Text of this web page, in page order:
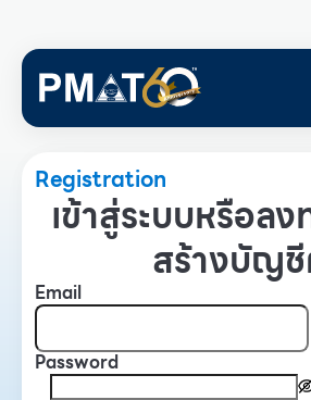
Registration
เข้าสู่ระบบหรือลง
สร้างบัญชี
Email
Password